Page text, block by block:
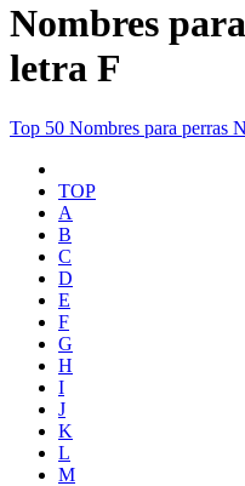
Nombres
letra F
Top 50 Nombres para perras
TOP
A
B
C
D
E
F
G
H
I
J
K
L
M